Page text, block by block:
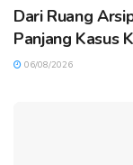
Dari Ruang
Panjang Kasus
06/08/2026